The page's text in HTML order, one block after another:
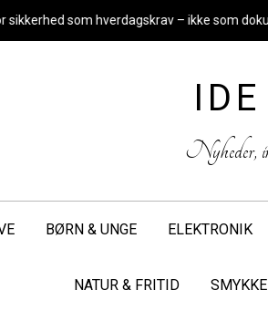
som hverdagskrav – ikke som
Nyheder,
BØRN & UNGE ELEKTRONIK
NATUR & FRITID